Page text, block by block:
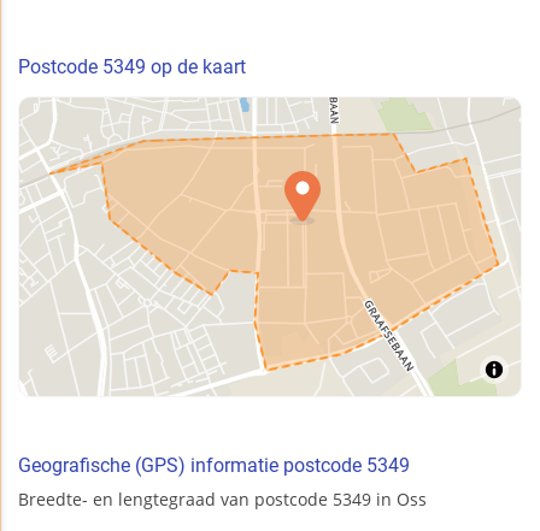
Postcode 5349 op de kaart
Geografische (GPS) informatie postcode 5349
Breedte- en lengtegraad van postcode 5349 in Oss